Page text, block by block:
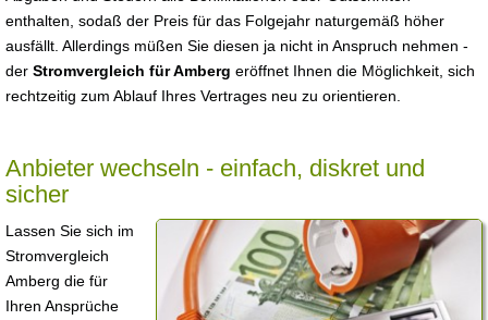
enthalten, sodaß der Preis für das Folgejahr naturgemäß höher
ausfällt. Allerdings müßen Sie diesen ja nicht in Anspruch nehmen -
der Stromvergleich für Amberg eröffnet Ihnen die Möglichkeit, sich
rechtzeitig zum Ablauf Ihres Vertrages neu zu orientieren.
Anbieter wechseln - einfach, diskret und
sicher
Lassen Sie sich im
Stromvergleich
Amberg die für
Ihren Ansprüche